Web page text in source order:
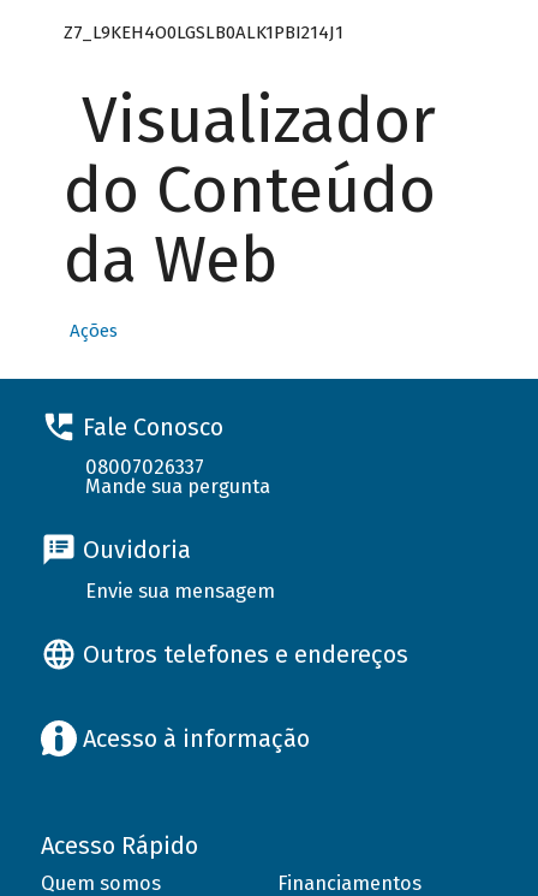
Z7_L9KEH4O0LGSLB0ALK1PBI214J1
Visualizador
do Conteúdo
da Web
Ações
Fale Conosco
08007026337
Mande sua pergunta
Ouvidoria
Envie sua mensagem
Outros telefones e endereços
Acesso à informação
Acesso Rápido
Quem somos
Financiamentos